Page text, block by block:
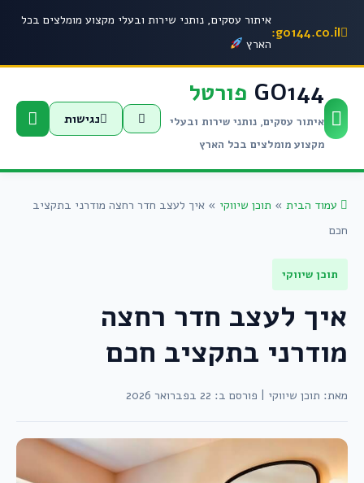
go144.co.il:
איתור עסקים, נותני שירות ובעלי מקצוע מומלצים בכל
הארץ
GO144 פורטל
איתור עסקים, נותני שירות ובעלי
מקצוע מומלצים בכל הארץ
נגישות
עמוד הבית » תוכן שיווקי » איך לעצב חדר רחצה מודרני בתקציב
חכם
תוכן שיווקי
איך לעצב חדר רחצה
מודרני בתקציב חכם
מאת: תוכן שיווקי פורסם ב: 22 בפברואר 2026